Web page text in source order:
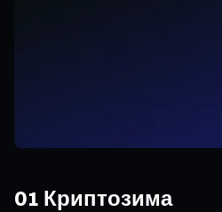
01 Криптозима